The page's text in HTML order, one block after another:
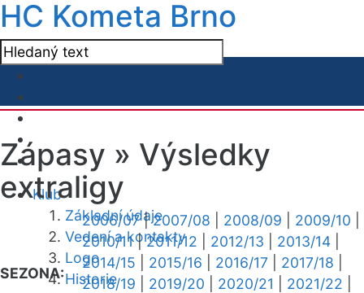
HC Kometa Brno
Klub
Základní údaje
Vedení a kontakty
Logo
Historie
Zápasy » Výsledky
extraligy
SEZONA:
2006/07|2007/08 2008/09 2009/10
2010/11|2011/12 2012/13 2013/14
2014/15
2015/16 2016/17 2017/18
2018/19
2019/20 2020/21 2021/22